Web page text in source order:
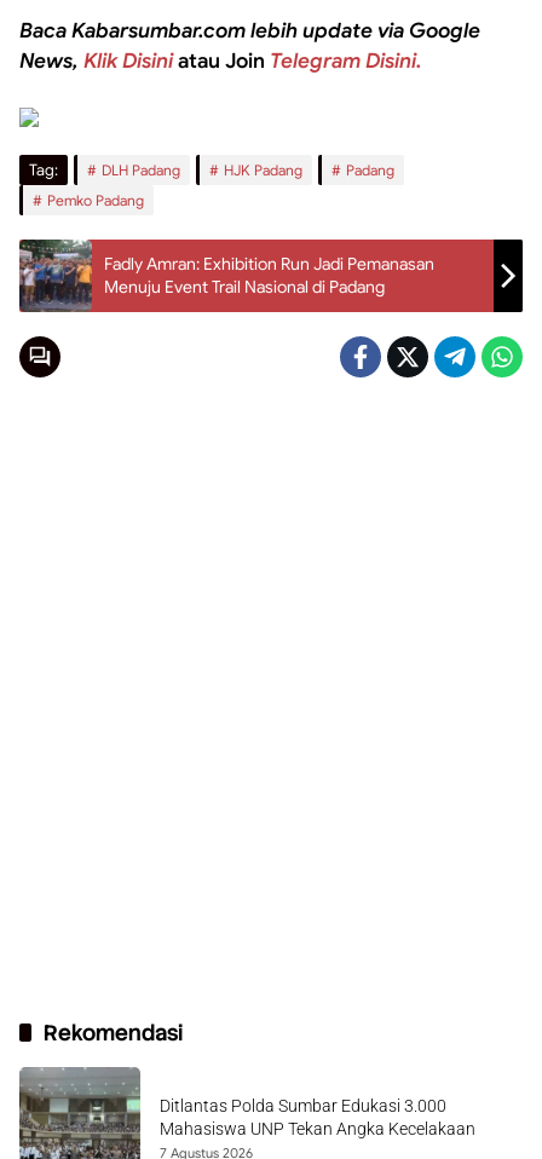
Baca Kabarsumbar.com lebih update via Google
News, Klik Disiniatau Join Telegram Disini.
Tag: DLH Padang HJK Padang
Padang
Pemko Padang
Fadly Amran: Exhibition Run Jadi Pemanasan
Menuju Event Trail Nasional di Padang
Rekomendasi
Ditlantas Polda Sumbar Edukasi 3.000
Mahasiswa UNP Tekan Angka Kecelakaan
7 Agustus 2026